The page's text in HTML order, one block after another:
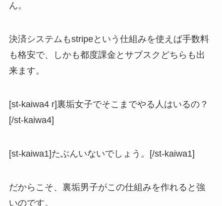
ん。
決済システムもstripeという仕組みを使えば手数料
も格安で、しかも都度課金とサブスクどちらも出
来ます。
[st-kaiwa4 r]裏垢女子でそこまでやる人はいるの？
[/st-kaiwa4]
[st-kaiwa1]たぶんいないでしょう。[/st-kaiwa1]
だからこそ、裏垢男子がこの仕組みを作れると強
いのです。